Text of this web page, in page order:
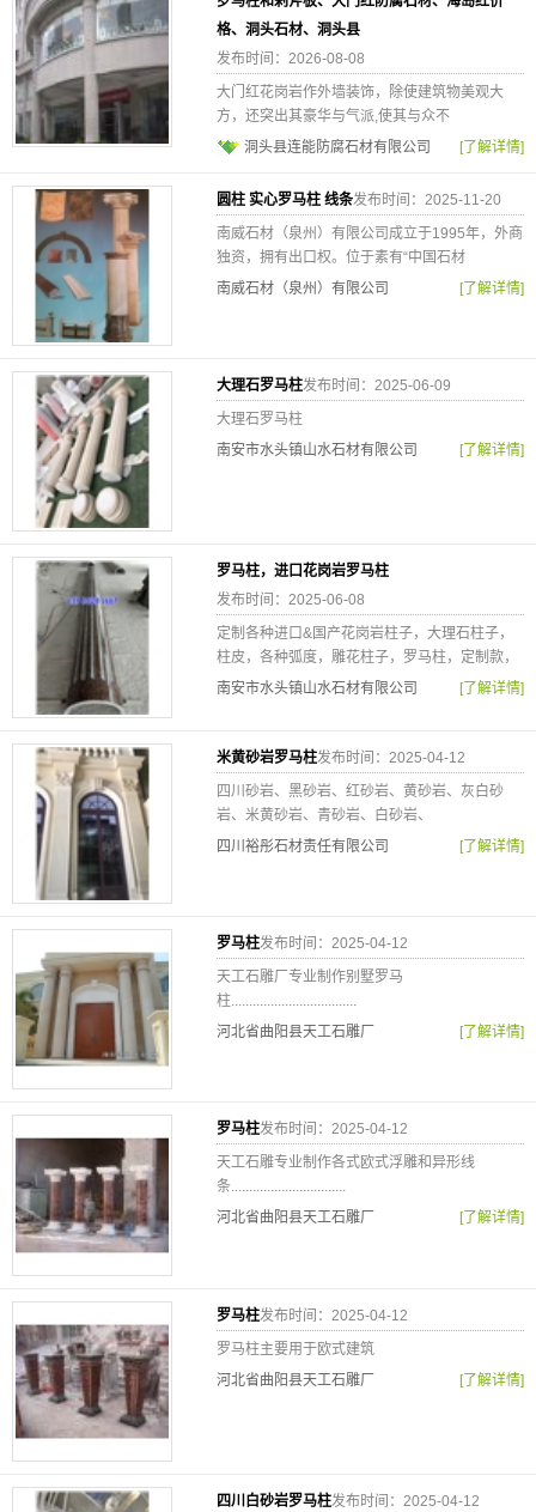
格、洞头石材、洞头县
发布时间：2026-08-08
大门红花岗岩作外墙装饰，除使建筑物美观大
方，还突出其豪华与气派,使其与众不
洞头县连能防腐石材有限公司
[了解详情]
圆柱 实心罗马柱 线条发布时间：2025-11-20
南威石材（泉州）有限公司成立于1995年，外商
独资，拥有出口权。位于素有“中国石材
南威石材（泉州）有限公司
[了解详情]
大理石罗马柱发布时间：2025-06-09
大理石罗马柱
南安市水头镇山水石材有限公司
[了解详情]
罗马柱，进口花岗岩罗马柱
发布时间：2025-06-08
定制各种进口&国产花岗岩柱子，大理石柱子，
柱皮，各种弧度，雕花柱子，罗马柱，定制款，
南安市水头镇山水石材有限公司
[了解详情]
米黄砂岩罗马柱发布时间：2025-04-12
四川砂岩、黑砂岩、红砂岩、黄砂岩、灰白砂
岩、米黄砂岩、青砂岩、白砂岩、
四川裕彤石材责任有限公司
[了解详情]
罗马柱发布时间：2025-04-12
天工石雕厂专业制作别墅罗马
柱...................................
河北省曲阳县天工石雕厂
[了解详情]
罗马柱发布时间：2025-04-12
天工石雕专业制作各式欧式浮雕和异形线
条................................
河北省曲阳县天工石雕厂
[了解详情]
罗马柱发布时间：2025-04-12
罗马柱主要用于欧式建筑
河北省曲阳县天工石雕厂
[了解详情]
四川白砂岩罗马柱发布时间：2025-04-12